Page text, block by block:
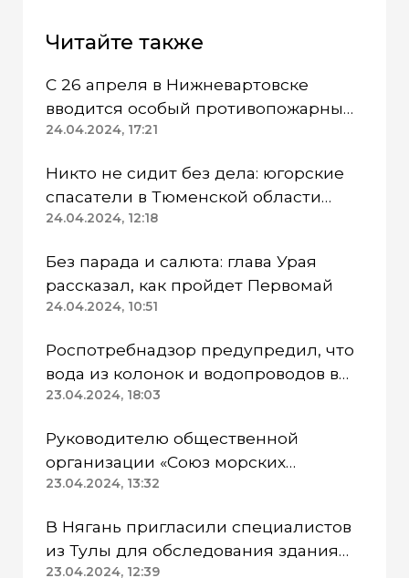
Читайте также
С 26 апреля в Нижневартовске
вводится особый противопожарный
режим
24.04.2024, 17:21
Никто не сидит без дела: югорские
спасатели в Тюменской области
работают в две смены
24.04.2024, 12:18
Без парада и салюта: глава Урая
рассказал, как пройдет Первомай
24.04.2024, 10:51
Роспотребнадзор предупредил, что
вода из колонок и водопроводов в
Казанском районе непригодна для
23.04.2024, 18:03
Руководителю общественной
организации «Союз морских
пехотинцев» Югры вынесли
23.04.2024, 13:32
В Нягань пригласили специалистов
из Тулы для обследования здания
ДК «Геолог»
23.04.2024, 12:39